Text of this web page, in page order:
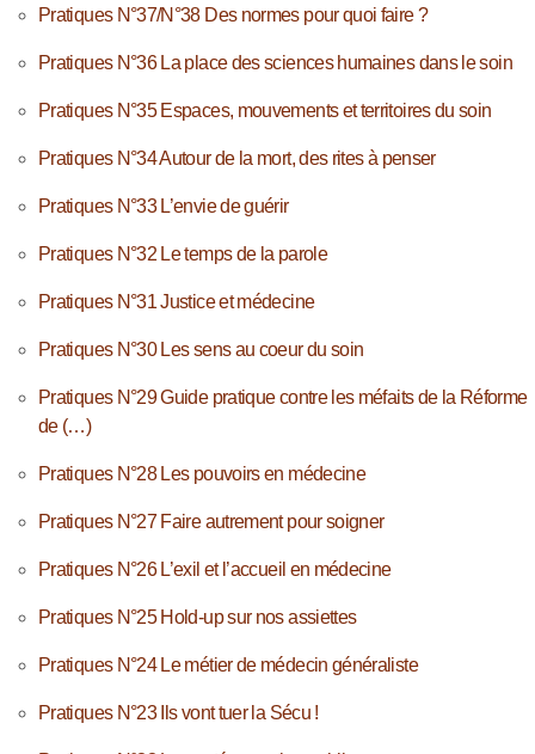
Pratiques N°37/N°38 Des normes pour quoi faire ?
Pratiques N°36 La place des sciences humaines dans le soin
Pratiques N°35 Espaces, mouvements et territoires du soin
Pratiques N°34 Autour de la mort, des rites à penser
Pratiques N°33 L’envie de guérir
Pratiques N°32 Le temps de la parole
Pratiques N°31 Justice et médecine
Pratiques N°30 Les sens au coeur du soin
Pratiques N°29 Guide pratique contre les méfaits de la Réforme
de (…)
Pratiques N°28 Les pouvoirs en médecine
Pratiques N°27 Faire autrement pour soigner
Pratiques N°26 L’exil et l’accueil en médecine
Pratiques N°25 Hold-up sur nos assiettes
Pratiques N°24 Le métier de médecin généraliste
Pratiques N°23 Ils vont tuer la Sécu !